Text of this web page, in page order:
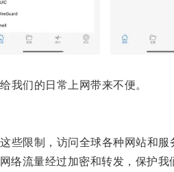
们的日常上网带来不便。
限制，访问全球各种网站和服
量经过加密和转发，保护我